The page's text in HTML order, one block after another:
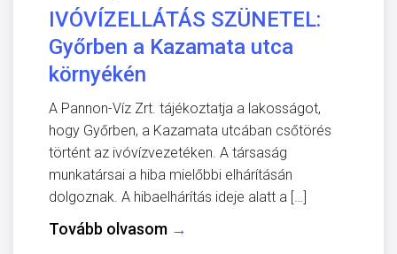
IVÓVÍZELLÁTÁS SZÜNETEL:
Győrben a Kazamata utca
környékén
A Pannon-Víz Zrt. tájékoztatja a lakosságot,
hogy Győrben, a Kazamata utcában csőtörés
történt az ivóvízvezetéken. A társaság
munkatársai a hiba mielőbbi elhárításán
dolgoznak. A hibaelhárítás ideje alatt a […]
Tovább olvasom →